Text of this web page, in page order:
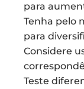
para
Tenha pelo
para
Considere
Teste